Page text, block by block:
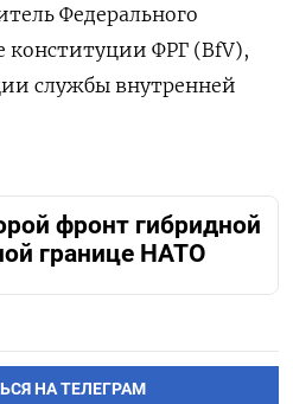
Федерального
конституции ФРГ (BfV),
службы внутренней
фронт гибридной
границе НАТО
НА ТЕЛЕГРАМ